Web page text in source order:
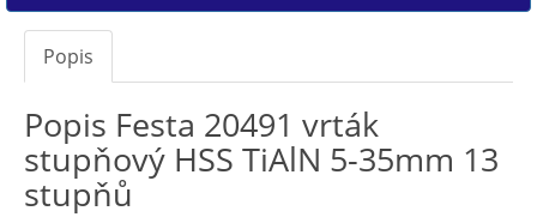
Popis
Popis Festa 20491 vrták
stupňový HSS TiAlN 5-35mm 13
stupňů